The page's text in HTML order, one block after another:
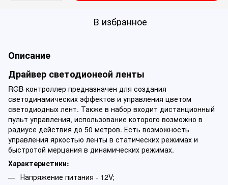
В избранное
Описание
Драйвер светодионеой ленты
RGB-контроллер предназначен для создания
светодинамических эффектов и управления цветом
светодиодных лент. Также в набор входит дистанционный
пульт управления, использование которого возможно в
радиусе действия до 50 метров. Есть возможность
управления яркостью ленты в статических режимах и
быстротой мерцания в динамических режимах.
Характеристики:
Напряжение питания - 12V;